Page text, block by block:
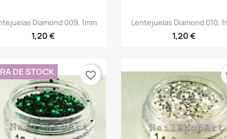
Vista rápida
Diamond 009, 1mm
1,20 €
Vista rápida
Lentejuelas Diamond 010,
1,20 €
DE STOCK favorite_border